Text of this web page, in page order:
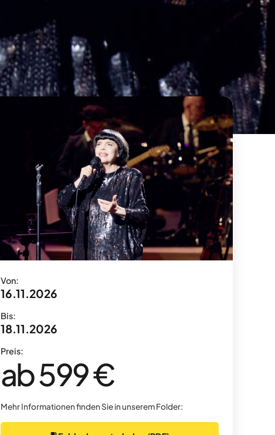
Von:
16.11.2026
Bis:
18.11.2026
Preis:
ab 599 €
Mehr Informationen finden Sie in unserem Folder: